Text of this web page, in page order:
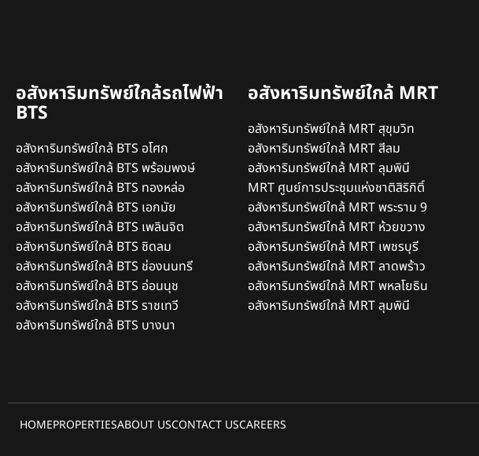
อสังหาริมทรัพย์ใกล้รถไฟฟ้า
BTS
อสังหาริมทรัพย์ใกล้ BTS อโศก
อสังหาริมทรัพย์ใกล้ BTS พร้อมพงษ์
อสังหาริมทรัพย์ใกล้ BTS ทองหล่อ
อสังหาริมทรัพย์ใกล้ BTS เอกมัย
อสังหาริมทรัพย์ใกล้ BTS เพลินจิต
อสังหาริมทรัพย์ใกล้ BTS ชิดลม
อสังหาริมทรัพย์ใกล้ BTS ช่องนนทรี
อสังหาริมทรัพย์ใกล้ BTS อ่อนนุช
อสังหาริมทรัพย์ใกล้ BTS ราชเทวี
อสังหาริมทรัพย์ใกล้ BTS บางนา
อสังหาริมทรัพย์ใกล้ MRT
อสังหาริมทรัพย์ใกล้ MRT สุขุมวิท
อสังหาริมทรัพย์ใกล้ MRT สีลม
อสังหาริมทรัพย์ใกล้ MRT ลุมพินี
MRT ศูนย์การประชุมแห่งชาติสิริกิติ์
อสังหาริมทรัพย์ใกล้ MRT พระราม 9
อสังหาริมทรัพย์ใกล้ MRT ห้วยขวาง
อสังหาริมทรัพย์ใกล้ MRT เพชรบุรี
อสังหาริมทรัพย์ใกล้ MRT ลาดพร้าว
อสังหาริมทรัพย์ใกล้ MRT พหลโยธิน
อสังหาริมทรัพย์ใกล้ MRT ลุมพินี
HOMEPROPERTIESABOUT USCONTACT USCAREERS